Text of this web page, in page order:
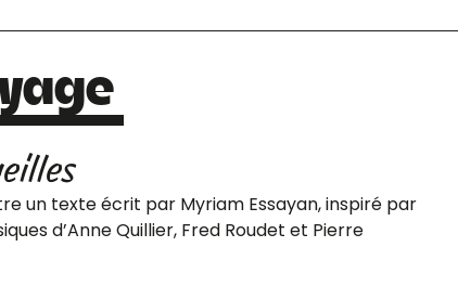
un texte écrit par Myriam Essayan, inspiré par
d’Anne Quillier, Fred Roudet et Pierre